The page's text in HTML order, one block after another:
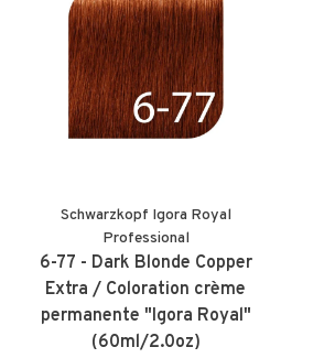
Schwarzkopf Igora Royal
Professional
6-77 - Dark Blonde Copper
Extra / Coloration crème
permanente "Igora Royal"
(60ml/2.0oz)